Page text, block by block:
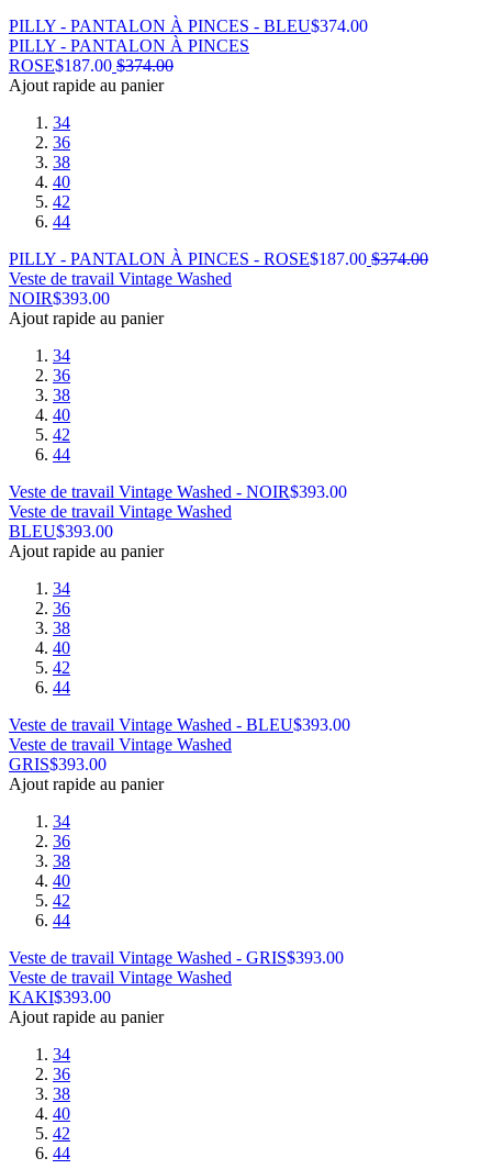
PILLY - PANTALON À PINCES - BLEU$374.00
PILLY - PANTALON À PINCES
ROSE$187.00 $374.00
Ajout rapide au panier
34
36
38
40
42
44
PILLY - PANTALON À PINCES - ROSE$187.00 $374.00
Veste de travail Vintage Washed
NOIR$393.00
Ajout rapide au panier
34
36
38
40
42
44
Veste de travail Vintage Washed - NOIR$393.00
Veste de travail Vintage Washed
BLEU$393.00
Ajout rapide au panier
34
36
38
40
42
44
Veste de travail Vintage Washed - BLEU$393.00
Veste de travail Vintage Washed
GRIS$393.00
Ajout rapide au panier
34
36
38
40
42
44
Veste de travail Vintage Washed - GRIS$393.00
Veste de travail Vintage Washed
KAKI$393.00
Ajout rapide au panier
34
36
38
40
42
44